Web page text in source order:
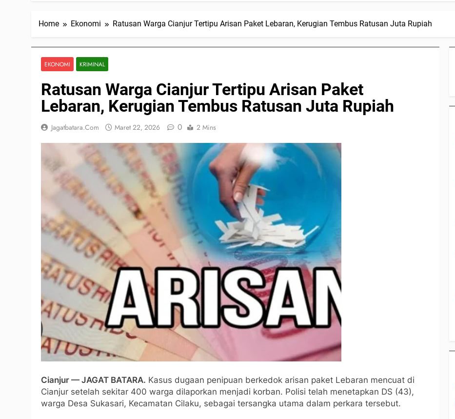
Home Ekonomi Ratusan Warga Cianjur Tertipu Arisan Paket Lebaran, Kerugian Tembus Ratusan Juta Rupiah
EKONOMI KRIMINAL
Ratusan Warga Cianjur Tertipu Arisan Paket
Lebaran, Kerugian Tembus Ratusan Juta Rupiah
Jagatbatara.com Maret 22, 2026 0 2 Mins
Cianjur — JAGAT BATARA. Kasus dugaan penipuan berkedok arisan paket Lebaran mencuat di
Cianjur setelah sekitar 400 warga dilaporkan menjadi korban. Polisi telah menetapkan DS (43),
warga Desa Sukasari, Kecamatan Cilaku, sebagai tersangka utama dalam perkara tersebut.